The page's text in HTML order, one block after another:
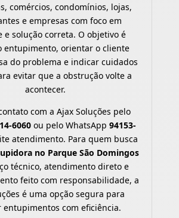
comércios, condomínios, lojas,
e empresas com foco em
e solução correta. O objetivo é
entupimento, orientar o cliente
do problema e indicar cuidados
evitar que a obstrução volte a
acontecer.
com a Ajax Soluções pelo
6060ou pelo WhatsApp 94153-
atendimento. Para quem busca
no Parque São Domingos
técnico, atendimento direto e
feito com responsabilidade, a
é uma opção segura para
entupimentos com eficiência.